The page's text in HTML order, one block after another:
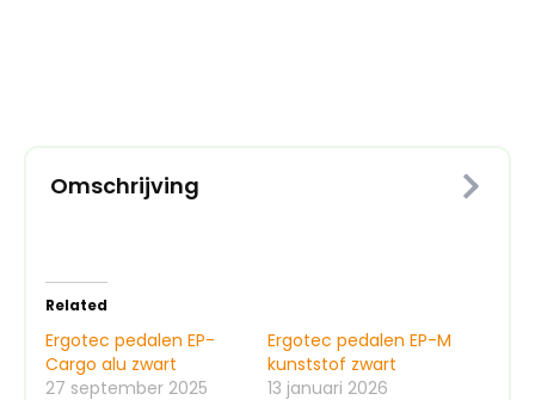
Omschrijving
Related
Ergotec pedalen EP-
Cargo alu zwart
27 september 2025
Ergotec pedalen EP-M
kunststof zwart
13 januari 2026